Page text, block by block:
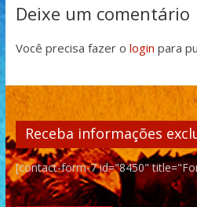
Deixe um comentário
Você precisa fazer o login para
Receba informações
[contact-form-7 id="8450"